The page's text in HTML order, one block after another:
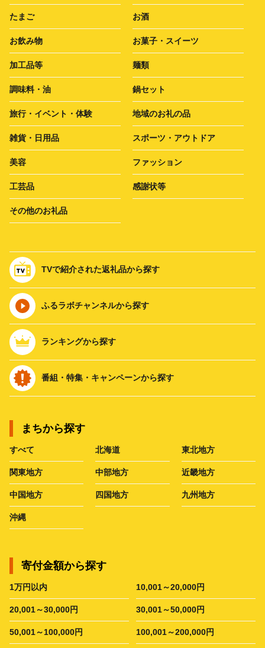
たまご お酒
お飲み物 お菓子・スイーツ
加工品等 麺類
調味料・油 鍋セット
旅行・イベント・体験 地域のお礼の品
雑貨・日用品 スポーツ・アウトドア
美容 ファッション
工芸品 感謝状等
その他のお礼品
TVで紹介された返礼品から探す
ふるラボチャンネルから探す
ランキングから探す
番組・特集・キャンペーンから探す
まちから探す
すべて 北海道 東北地方
関東地方 中部地方 近畿地方
中国地方 四国地方 九州地方
沖縄
寄付金額から探す
1万円以内 10,001～20,000円
20,001～30,000円 30,001～50,000円
50,001～100,000円 100,001～200,000円